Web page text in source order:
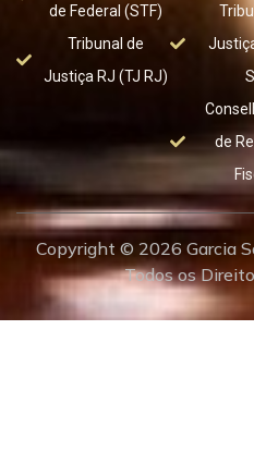
de Federal (STF)
Tribunal de
Justiça RJ (TJ RJ)
de
Copyright © 2026 Garcia
Todos os